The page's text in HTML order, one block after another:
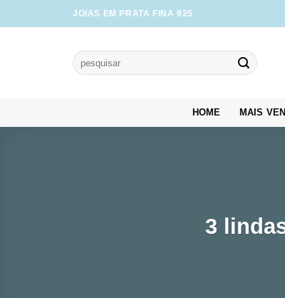
to
JOIAS EM PRATA FINA 925
Pesquisar
por:
HOME MAIS
3